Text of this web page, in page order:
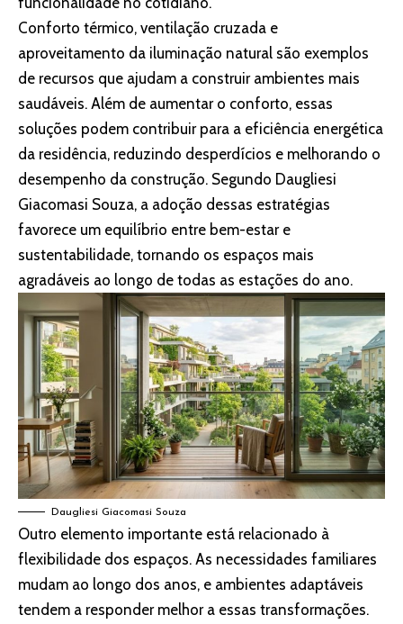
Conforto térmico, ventilação cruzada e
aproveitamento da iluminação natural são exemplos
de recursos que ajudam a construir ambientes mais
saudáveis. Além de aumentar o conforto, essas
soluções podem contribuir para a eficiência energética
da residência, reduzindo desperdícios e melhorando o
desempenho da construção. Segundo Daugliesi
Giacomasi Souza, a adoção dessas estratégias
favorece um equilíbrio entre bem-estar e
sustentabilidade, tornando os espaços mais
agradáveis ao longo de todas as estações do ano.
Daugliesi Giacomasi Souza
Outro elemento importante está relacionado à
flexibilidade dos espaços. As necessidades familiares
mudam ao longo dos anos, e ambientes adaptáveis
tendem a responder melhor a essas transformações.